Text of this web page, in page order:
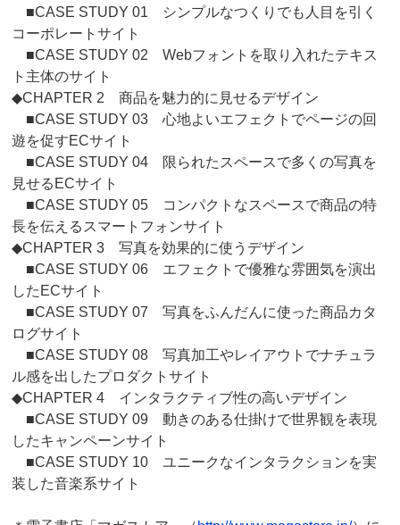
■CASE STUDY 01 シンプルなつくりでも人目を引く
コーポレートサイト
■CASE STUDY 02 Webフォントを取り入れたテキス
ト主体のサイト
◆CHAPTER 2 商品を魅力的に見せるデザイン
■CASE STUDY 03 心地よいエフェクトでページの回
遊を促すECサイト
■CASE STUDY 04 限られたスペースで多くの写真を
見せるECサイト
■CASE STUDY 05 コンパクトなスペースで商品の特
長を伝えるスマートフォンサイト
◆CHAPTER 3 写真を効果的に使うデザイン
■CASE STUDY 06 エフェクトで優雅な雰囲気を演出
したECサイト
■CASE STUDY 07 写真をふんだんに使った商品カタ
ログサイト
■CASE STUDY 08 写真加工やレイアウトでナチュラ
ル感を出したプロダクトサイト
◆CHAPTER 4 インタラクティブ性の高いデザイン
■CASE STUDY 09 動きのある仕掛けで世界観を表現
したキャンペーンサイト
■CASE STUDY 10 ユニークなインタラクションを実
装した音楽系サイト